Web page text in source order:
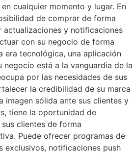
cualquier momento y lugar. En
de comprar de forma
actualizaciones y notificaciones
con su negocio de forma
era tecnológica, una aplicación
negocio está a la vanguardia de la
por las necesidades de sus
la credibilidad de su marca
imagen sólida ante sus clientes y
tiene la oportunidad de
clientes de forma
Puede ofrecer programas de
exclusivos, notificaciones push